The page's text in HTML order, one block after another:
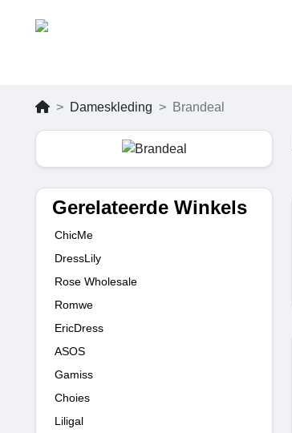
Dameskleding Brandeal
Gerelateerde Winkels
ChicMe
DressLily
Rose Wholesale
Romwe
EricDress
ASOS
Gamiss
Choies
Liligal